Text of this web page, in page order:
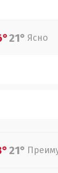
21° Ясно
21°